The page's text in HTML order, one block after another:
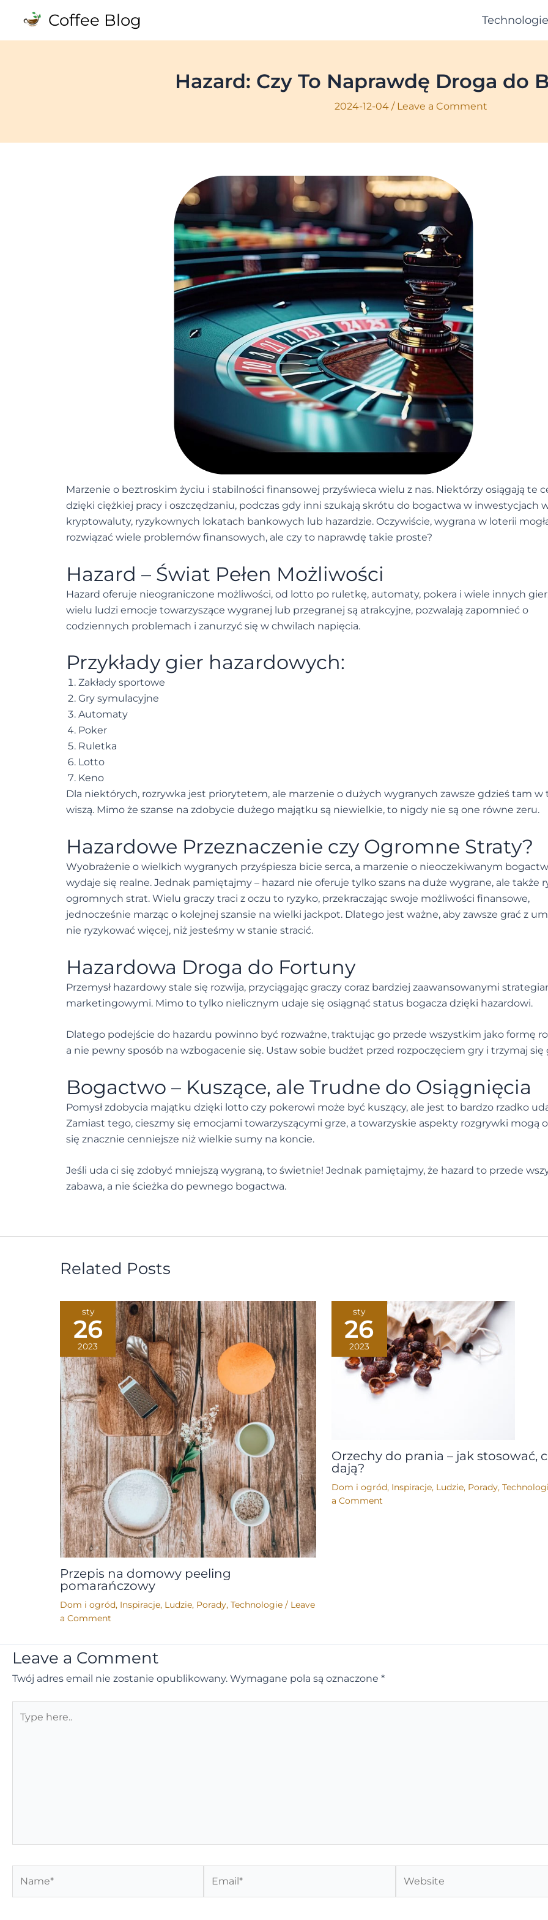
content
Coffee Blog Technologie
Hazard: Czy To Naprawdę Droga do
2024-12-04 / Leave a Comment
Marzenie o beztroskim życiu i stabilności finansowej przyświeca wielu z nas. Niektórzy osiągają te
dzięki ciężkiej pracy i oszczędzaniu, podczas gdy inni szukają skrótu do bogactwa w inwestycjach
kryptowaluty, ryzykownych lokatach bankowych lub hazardzie. Oczywiście, wygrana w loterii
rozwiązać wiele problemów finansowych, ale czy to naprawdę takie proste?
Hazard – Świat Pełen Możliwości
Hazard oferuje nieograniczone możliwości, od lotto po ruletkę, automaty, pokera i wiele innych
wielu ludzi emocje towarzyszące wygranej lub przegranej są atrakcyjne, pozwalają zapomnieć o
codziennych problemach i zanurzyć się w chwilach napięcia.
Przykłady gier hazardowych:
Zakłady sportowe
Gry symulacyjne
Automaty
Poker
Ruletka
Lotto
Keno
Dla niektórych, rozrywka jest priorytetem, ale marzenie o dużych wygranych zawsze gdzieś tam w
wiszą. Mimo że szanse na zdobycie dużego majątku są niewielkie, to nigdy nie są one równe zeru.
Hazardowe Przeznaczenie czy Ogromne Straty?
Wyobrażenie o wielkich wygranych przyśpiesza bicie serca, a marzenie o nieoczekiwanym
wydaje się realne. Jednak pamiętajmy – hazard nie oferuje tylko szans na duże wygrane, ale także
ogromnych strat. Wielu graczy traci z oczu to ryzyko, przekraczając swoje możliwości finansowe,
jednocześnie marząc o kolejnej szansie na wielki jackpot. Dlatego jest ważne, aby zawsze grać z
nie ryzykować więcej, niż jesteśmy w stanie stracić.
Hazardowa Droga do Fortuny
Przemysł hazardowy stale się rozwija, przyciągając graczy coraz bardziej zaawansowanymi
marketingowymi. Mimo to tylko nielicznym udaje się osiągnąć status bogacza dzięki hazardowi.
Dlatego podejście do hazardu powinno być rozważne, traktując go przede wszystkim jako formę
a nie pewny sposób na wzbogacenie się. Ustaw sobie budżet przed rozpoczęciem gry i trzymaj się
Bogactwo – Kuszące, ale Trudne do Osiągnięcia
Pomysł zdobycia majątku dzięki lotto czy pokerowi może być kuszący, ale jest to bardzo rzadko
Zamiast tego, cieszmy się emocjami towarzyszącymi grze, a towarzyskie aspekty rozgrywki mogą
się znacznie cenniejsze niż wielkie sumy na koncie.
Jeśli uda ci się zdobyć mniejszą wygraną, to świetnie! Jednak pamiętajmy, że hazard to przede
zabawa, a nie ścieżka do pewnego bogactwa.
Related Posts
sty
26
2023
Przepis na domowy peeling
pomarańczowy
Dom i ogród, Inspiracje, Ludzie, Porady, Technologie / Leave
a Comment
sty
26
2023
Orzechy do prania – jak stosować,
dają?
Dom i ogród, Inspiracje, Ludzie, Porady,
a Comment
Leave a Comment
Twój adres email nie zostanie opublikowany. Wymagane pola są oznaczone *
here..